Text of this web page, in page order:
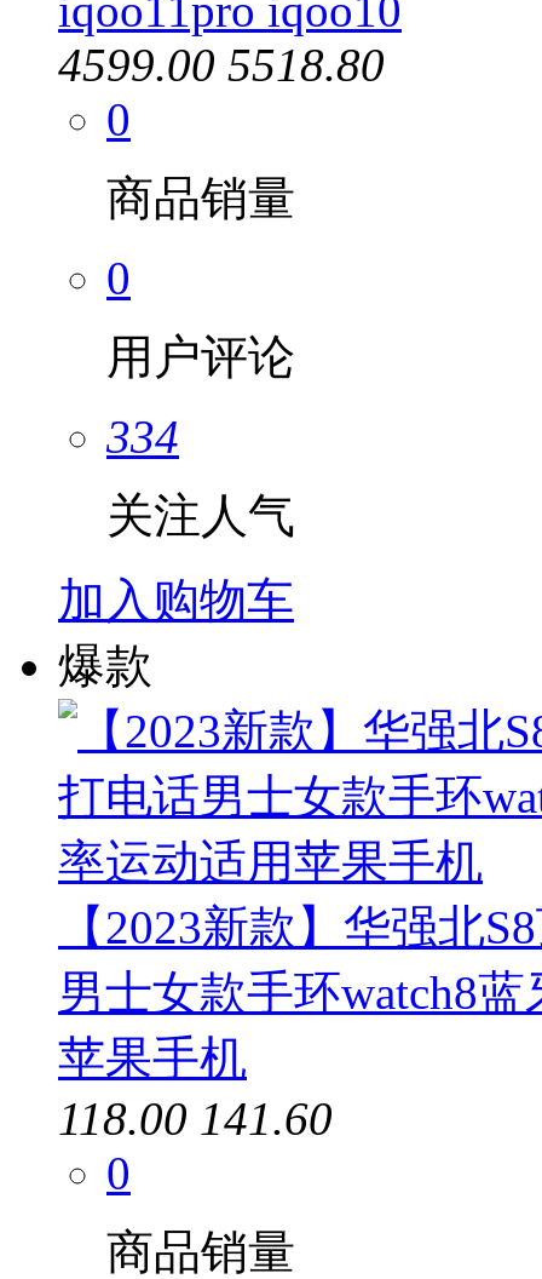
4599.00 5518.80
0
商品销量
0
用户评论
334
关注人气
加入购物车
爆款
【2023新款】华强北
男士女款手环watch8
苹果手机
118.00 141.60
0
商品销量